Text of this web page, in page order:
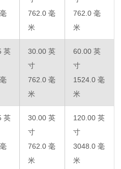
762.0 毫
米
762.0 毫
米
英
30.00 英
寸
762.0 毫
米
60.00 英
寸
1524.0 毫
米
英
30.00 英
寸
762.0 毫
米
120.00 英
寸
3048.0 毫
米